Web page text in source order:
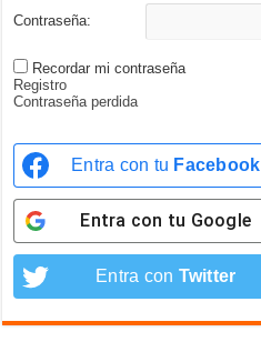
Contraseña:
Recordar mi contraseña
Registro
Contraseña perdida
Entra con tu Facebook
Entra con tu Google
Entra con Twitter